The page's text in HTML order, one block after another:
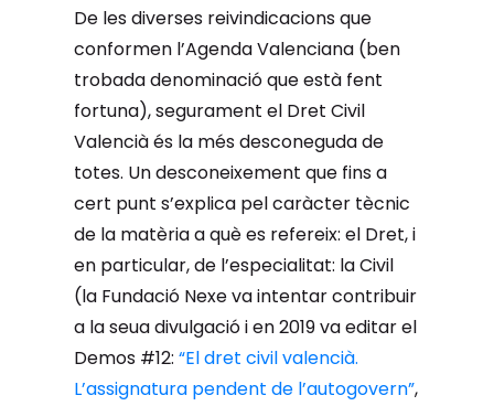
De les diverses reivindicacions que
conformen l’Agenda Valenciana (ben
trobada denominació que està fent
fortuna), segurament el Dret Civil
Valencià és la més desconeguda de
totes. Un desconeixement que fins a
cert punt s’explica pel caràcter tècnic
de la matèria a què es refereix: el Dret, i
en particular, de l’especialitat: la Civil
(la Fundació Nexe va intentar contribuir
a la seua divulgació i en 2019 va editar el
Demos #12:“El dret civil valencià.
L’assignatura pendent de l’autogovern”,